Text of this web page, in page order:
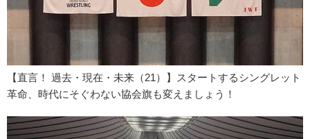
【直言！ 過去・現在・未来（21）】スタートするシングレット
革命、時代にそぐわない協会旗も変えましょう！